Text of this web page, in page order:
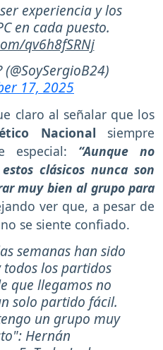
experiencia y los
en cada puesto.
qv6h8fSRNj
17, 2025
claro al señalar que los
Nacional siempre
especial: “Aunque no
clásicos nunca son
muy bien al grupo para
ver que, a pesar de
se siente confiado.
semanas han sido
los partidos
que llegamos no
solo partido fácil.
un grupo muy
Hernán